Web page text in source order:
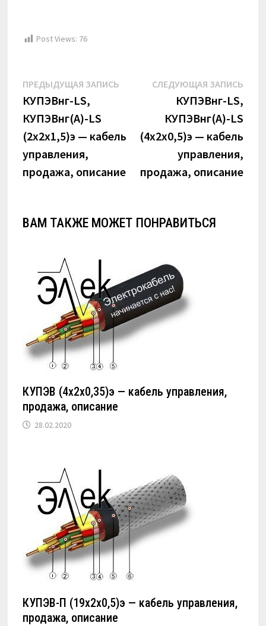
Post Views: 76
Навигация
по
записям
ПРЕДЫДУЩАЯ ЗАПИСЬ Предыдущая
КУПЭВнг-LS,
КУПЭВнг(А)-LS
(2х2х1,5)э — кабель
управления,
продажа, описание
СЛЕДУЮЩАЯ ЗАПИСЬ
КУПЭВнг-LS,
КУПЭВнг(А)-LS
(4х2х0,5)э — кабель
управления,
продажа, описание
ВАМ ТАКЖЕ МОЖЕТ ПОНРАВИТЬСЯ
КУПЭВ (4х2х0,35)э — кабель управления,
продажа, описание
28.02.2020
КУПЭВ-П (19х2х0,5)э — кабель управления,
продажа, описание